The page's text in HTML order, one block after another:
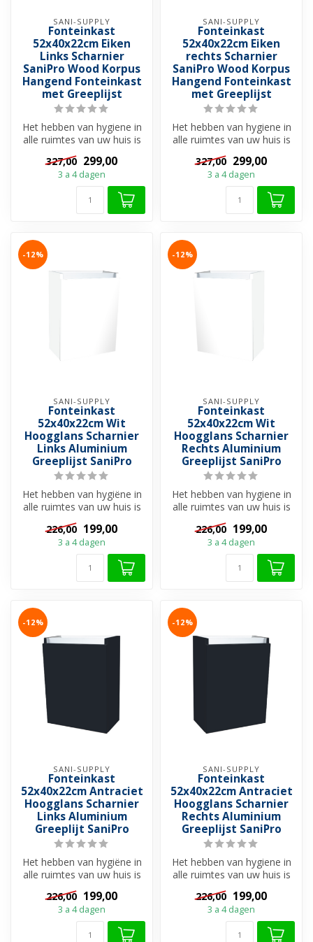
SANI-SUPPLY
Fonteinkast
52x40x22cm Eiken
Links Scharnier
SaniPro Wood Korpus
Hangend Fonteinkast
met Greeplijst
Het hebben van hygiene in
alle ruimtes van uw huis is
van belang. In het kleins...
327,00 299,00
3 a 4 dagen
SANI-SUPPLY
Fonteinkast
52x40x22cm Eiken
rechts Scharnier
SaniPro Wood Korpus
Hangend Fonteinkast
met Greeplijst
Het hebben van hygiene in
alle ruimtes van uw huis is
van belang. In het kleins...
327,00 299,00
3 a 4 dagen
-12%
SANI-SUPPLY
Fonteinkast
52x40x22cm Wit
Hoogglans Scharnier
Links Aluminium
Greeplijst SaniPro
Het hebben van hygiëne in
alle ruimtes van uw huis is
van belang. In het kleins...
226,00 199,00
3 a 4 dagen
-12%
SANI-SUPPLY
Fonteinkast
52x40x22cm Wit
Hoogglans Scharnier
Rechts Aluminium
Greeplijst SaniPro
Het hebben van hygiene in
alle ruimtes van uw huis is
van belang. In het kleins...
226,00 199,00
3 a 4 dagen
-12%
SANI-SUPPLY
Fonteinkast
52x40x22cm Antraciet
Hoogglans Scharnier
Links Aluminium
Greeplijt SaniPro
Het hebben van hygiëne in
alle ruimtes van uw huis is
226,00 199,00
3 a 4 dagen
-12%
SANI-SUPPLY
Fonteinkast
52x40x22cm Antraciet
Hoogglans Scharnier
Rechts Aluminium
Greeplijst SaniPro
Het hebben van hygiene in
alle ruimtes van uw huis is
226,00 199,00
3 a 4 dagen